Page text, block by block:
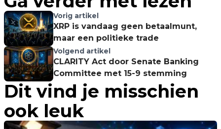
Vorig artikel
XRP is vandaag geen betaalmunt,
maar een politieke trade
Volgend artikel
CLARITY Act door Senate Banking
Committee met 15-9 stemming
Dit vind je misschien
ook leuk